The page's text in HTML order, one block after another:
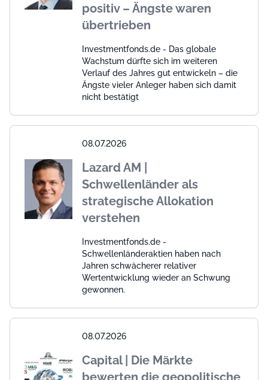
positiv – Ängste waren
übertrieben
Investmentfonds.de - Das globale
Wachstum dürfte sich im weiteren
Verlauf des Jahres gut entwickeln – die
Ängste vieler Anleger haben sich damit
nicht bestätigt
08.07.2026
Lazard AM |
Schwellenländer als
strategische Allokation
verstehen
Investmentfonds.de -
Schwellenländeraktien haben nach
Jahren schwächerer relativer
Wertentwicklung wieder an Schwung
gewonnen.
08.07.2026
Capital | Die Märkte